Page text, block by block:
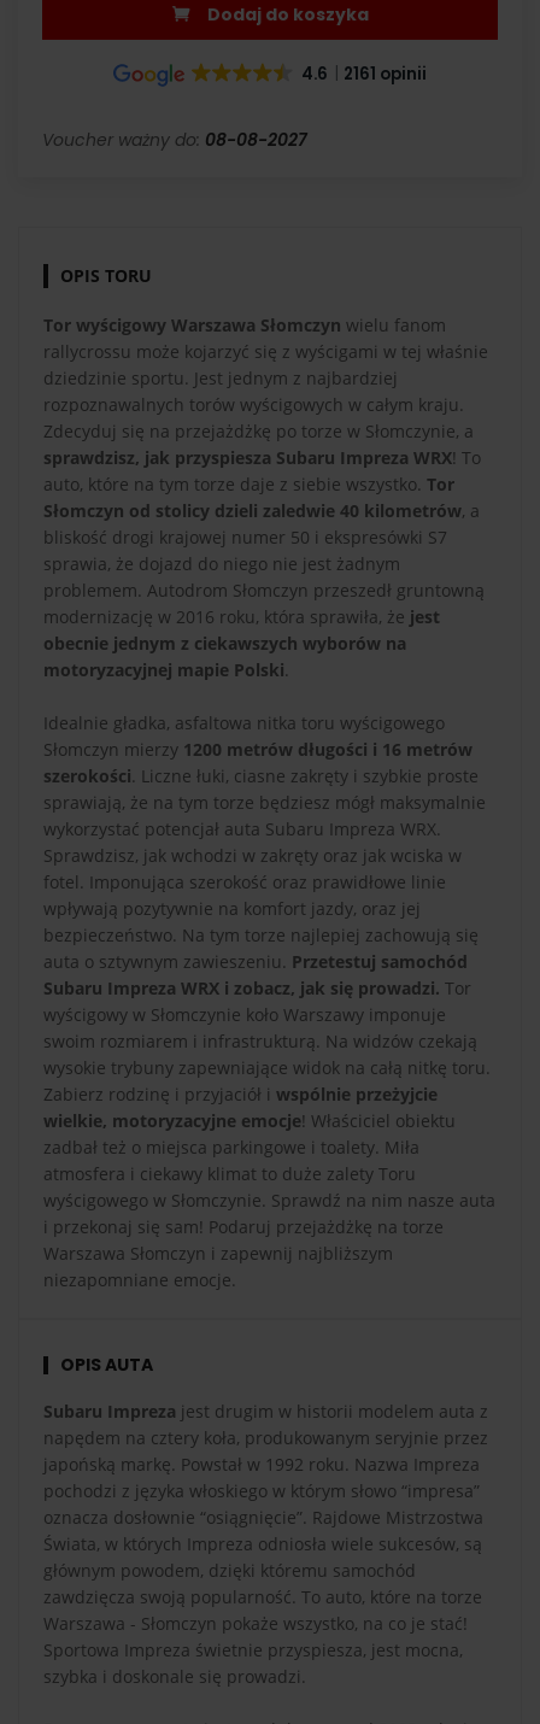
Dodaj do koszyka
4.6 2161 opinii
Voucher ważny do: 08-08-2027
OPIS TORU
Tor wyścigowy Warszawa Słomczyn wielu fanom
rallycrossu może kojarzyć się z wyścigami w tej właśnie
dziedzinie sportu. Jest jednym z najbardziej
rozpoznawalnych torów wyścigowych w całym kraju.
Zdecyduj się na przejażdżkę po torze w Słomczynie, a
sprawdzisz, jak przyspiesza Subaru Impreza WRX! To
auto, które na tym torze daje z siebie wszystko. Tor
Słomczyn od stolicy dzieli zaledwie 40 kilometrów, a
bliskość drogi krajowej numer 50 i ekspresówki S7
sprawia, że dojazd do niego nie jest żadnym
problemem. Autodrom Słomczyn przeszedł gruntowną
modernizację w 2016 roku, która sprawiła, że jest
obecnie jednym z ciekawszych wyborów na
motoryzacyjnej mapie Polski.
Idealnie gładka, asfaltowa nitka toru wyścigowego
Słomczyn mierzy 1200 metrów długości i 16 metrów
szerokości. Liczne łuki, ciasne zakręty i szybkie proste
sprawiają, że na tym torze będziesz mógł maksymalnie
wykorzystać potencjał auta Subaru Impreza WRX.
Sprawdzisz, jak wchodzi w zakręty oraz jak wciska w
fotel. Imponująca szerokość oraz prawidłowe linie
wpływają pozytywnie na komfort jazdy, oraz jej
bezpieczeństwo. Na tym torze najlepiej zachowują się
auta o sztywnym zawieszeniu. Przetestuj samochód
Subaru Impreza WRX i zobacz, jak się prowadzi. Tor
wyścigowy w Słomczynie koło Warszawy imponuje
swoim rozmiarem i infrastrukturą. Na widzów czekają
wysokie trybuny zapewniające widok na całą nitkę toru.
Zabierz rodzinę i przyjaciół i wspólnie przeżyjcie
wielkie, motoryzacyjne emocje! Właściciel obiektu
zadbał też o miejsca parkingowe i toalety. Miła
atmosfera i ciekawy klimat to duże zalety Toru
wyścigowego w Słomczynie. Sprawdź na nim nasze auta
i przekonaj się sam! Podaruj przejażdżkę na torze
Warszawa Słomczyn i zapewnij najbliższym
niezapomniane emocje.
OPIS AUTA
Subaru Impreza jest drugim w historii modelem auta z
napędem na cztery koła, produkowanym seryjnie przez
japońską markę. Powstał w 1992 roku. Nazwa Impreza
pochodzi z języka włoskiego w którym słowo “impresa”
oznacza dosłownie “osiągnięcie”. Rajdowe Mistrzostwa
Świata, w których Impreza odniosła wiele sukcesów, są
głównym powodem, dzięki któremu samochód
zawdzięcza swoją popularność. To auto, które na torze
Warszawa - Słomczyn pokaże wszystko, na co je stać!
Sportowa Impreza świetnie przyspiesza, jest mocna,
szybka i doskonale się prowadzi.